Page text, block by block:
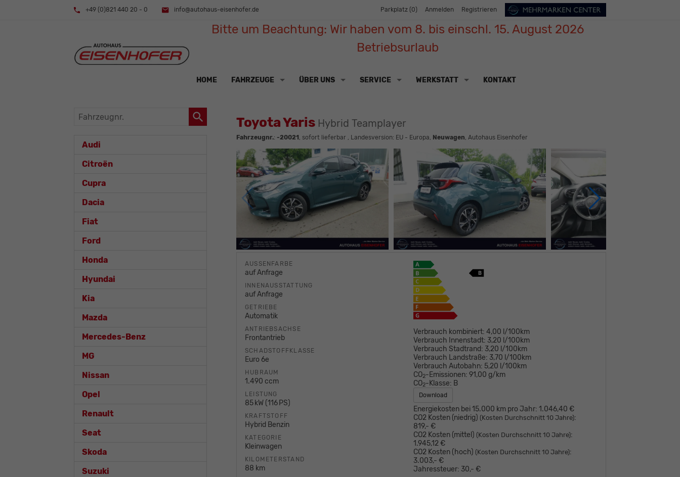
+49 (0)821 440 20 - 0 info@autohaus-eisenhofer.de Parkplatz (0) Anmelden Registrieren
Bitte um Beachtung: Wir haben vom 8. bis einschl. 15. August 2026
Betriebsurlaub
HOME FAHRZEUGE ÜBER UNS SERVICE WERKSTATT KONTAKT
Toyota Yaris Hybrid Teamplayer
Fahrzeugnr.: -20021 , sofort lieferbar , Landesversion: EU - Europa, Neuwagen, Autohaus Eisenhofer
AUSSENFARBE
auf Anfrage
INNENAUSSTATTUNG
auf Anfrage
GETRIEBE
Automatik
ANTRIEBSACHSE
Frontantrieb
SCHADSTOFFKLASSE
Euro 6e
HUBRAUM
1.490 ccm
LEISTUNG
85 kW (116 PS)
KRAFTSTOFF
Hybrid Benzin
KATEGORIE
Kleinwagen
KILOMETERSTAND
88 km
Verbrauch kombiniert: 4,00 l/100km
Verbrauch Innenstadt: 3,20 l/100km
Verbrauch Stadtrand: 3,20 l/100km
Verbrauch Landstraße: 3,70 l/100km
Verbrauch Autobahn: 5,20 l/100km
CO2-Emissionen: 91,00 g/km
CO2-Klasse: B
Download
Energiekosten bei 15.000 km pro Jahr: 1.046,40 €
CO2 Kosten (niedrig) (Kosten Durchschnitt 10 Jahre):
819,- €
CO2 Kosten (mittel) (Kosten Durchschnitt 10 Jahre):
1.945,12 €
CO2 Kosten (hoch) (Kosten Durchschnitt 10 Jahre):
3.003,- €
Jahressteuer: 30,- €
Fahrzeugnr.
Audi
Citroën
Cupra
Dacia
Fiat
Ford
Honda
Hyundai
Kia
Mazda
Mercedes-Benz
MG
Nissan
Opel
Renault
Seat
Skoda
Suzuki